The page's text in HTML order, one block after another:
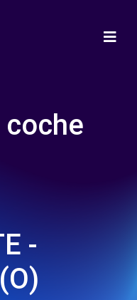
-